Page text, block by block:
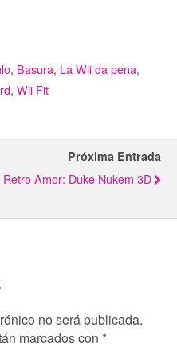
, Basura, La Wii da pena,
, Wii Fit
Próxima Entrada
Retro Amor: Duke Nukem 3D
no será publicada.
marcados con *